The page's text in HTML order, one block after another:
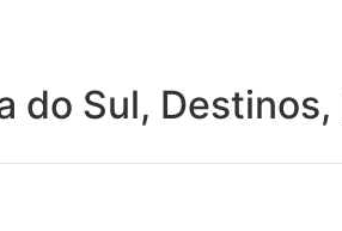
do Sul, Destinos,